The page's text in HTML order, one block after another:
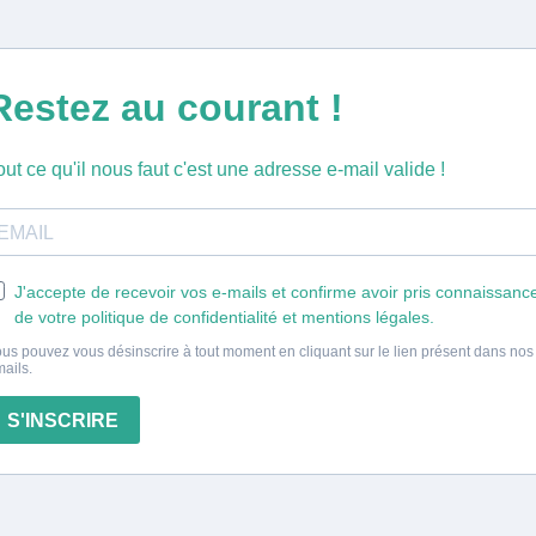
au courant !
ce qu'il nous faut c'est une adresse e-mail valide !
J'accepte de recevoir vos e-mails et confirme avoir pris
de votre politique de confidentialité et mentions légales.
pouvez vous désinscrire à tout moment en cliquant sur le lien présent dans nos
S'INSCRIRE